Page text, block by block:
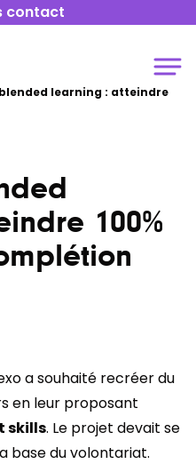
contact
learning : atteindre
100%
a souhaité recréer du
en leur proposant
skills. Le projet devait se
base du volontariat.